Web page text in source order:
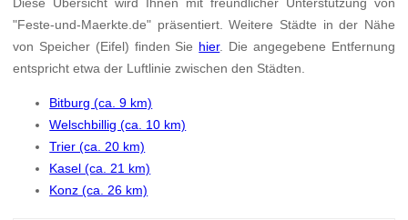
"Feste-und-Maerkte.de" präsentiert. Weitere Städte in der Nähe
von Speicher (Eifel) finden Sie hier. Die angegebene Entfernung
entspricht etwa der Luftlinie zwischen den Städten.
Bitburg (ca. 9 km)
Welschbillig (ca. 10 km)
Trier (ca. 20 km)
Kasel (ca. 21 km)
Konz (ca. 26 km)